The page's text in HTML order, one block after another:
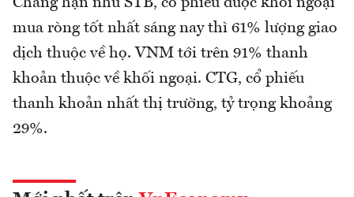
Chẳng hạn như STB, cổ phiếu được khối ngoại
mua ròng tốt nhất sáng nay thì 61% lượng giao
dịch thuộc về họ. VNM tới trên 91% thanh
khoản thuộc về khối ngoại. CTG, cổ phiếu
thanh khoản nhất thị trường, tỷ trọng khoảng
29%.